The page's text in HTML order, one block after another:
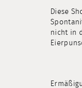
Diese
nicht in